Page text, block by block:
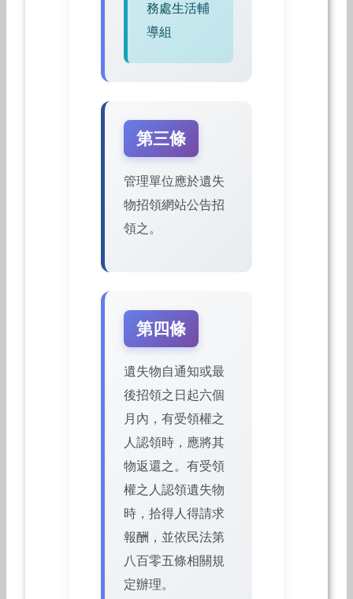
務處生活輔
導組
第三條
管理單位應於遺失
物招領網站公告招
領之。
第四條
遺失物自通知或最
後招領之日起六個
月內，有受領權之
人認領時，應將其
物返還之。有受領
權之人認領遺失物
時，拾得人得請求
報酬，並依民法第
八百零五條相關規
定辦理。